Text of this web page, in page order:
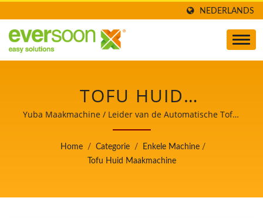
NEDERLANDS
TOFU HUID
MAAKMACHINE, YUBA
MAAKMACHINE,
VOEDSELMACHINE,
Yuba Maakmachine / Leider van de Automatische Tofu-
en Sojamelkmachines met de hoogste prioriteit voor
voedselveiligheid.
Home / Categorie / Enkele Machine /
Tofu Huid Maakmachine